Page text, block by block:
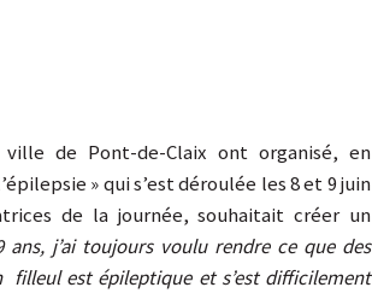
de Pont-de-Claix ont organisé, en
» qui s’est déroulée les 8 et 9 juin
de la journée, souhaitait créer un
j’ai toujours voulu rendre ce que des
filleul est épileptique et s’est difficilement